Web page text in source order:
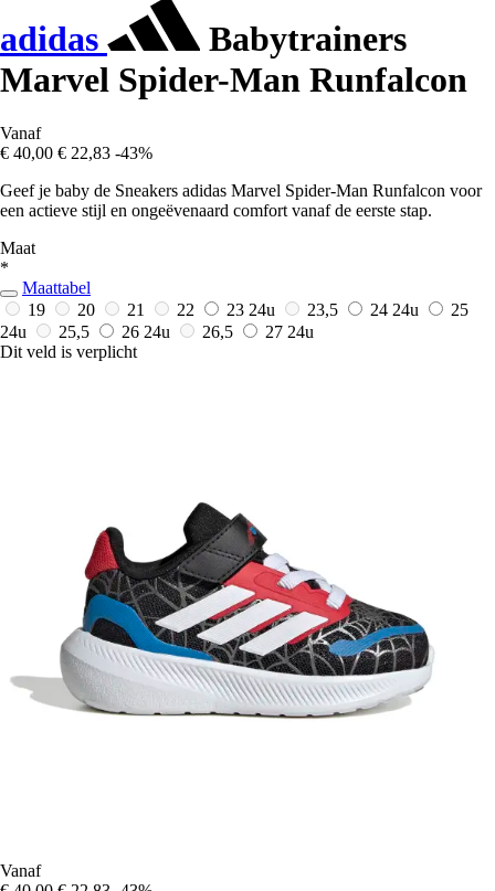
adidas
Babytrainers
Marvel Spider-Man Runfalcon
Vanaf
€ 40,00 € 22,83 -43%
Geef je baby de Sneakers adidas Marvel Spider-Man Runfalcon voor
een actieve stijl en ongeëvenaard comfort vanaf de eerste stap.
Maat
*
Maattabel
19
20 21 22 23 24u 23,5 24 24u
25
24u
25,5 26 24u 26,5 27 24u
Dit veld is verplicht
Vanaf